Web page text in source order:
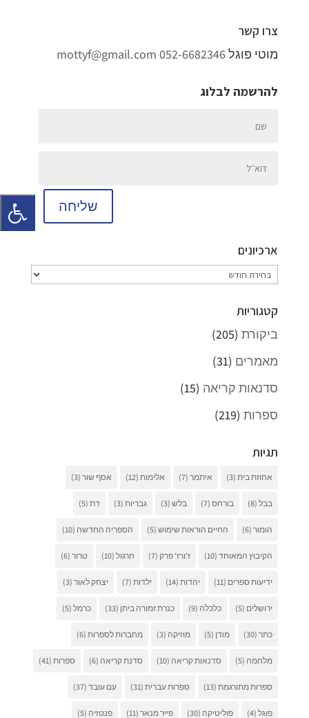
צרו קשר
מוטי פוגל052-6682346
mottyf@gmail.com
להרשמה לבלוג
שליחה
ארכיונים
ארכיונים
קטגוריות
ביקורת(205)
מאמרים (31)
סדנאות קריאה (15)
ספרות(219)
תגיות
אחוזת בית(3) איתמר(7) אלימות(12) אסף שור(3)
בבל(8) בורחס(7) בלש(3) גבריות(3) דת(5)
הומור(6) החיים הוראות שימוש(5) הספריה החדשה (10)
הקיבוץ המאוחד(10) ז'ורז' פרק(7) חרגול(10) טרור(6)
ידיעות ספרים (11) יהדות(14) ילדות(7) יצחק לאור(3)
ירושלים (5) כלכלה (9) כנרת זמורה ביתן (33) כרמל(5)
כתר(30) מודן (5) מוזיקה (3) מחברות לספרות(6)
מלחמה (5) סדנאות קריאה (10) סדנת קריאה (6) ספרות(41)
ספרות מתורגמת(13) ספרות עברית(31) עם עובד(37)
פוגל(4) פוליטיקה (30) פייר מנאר(11) פנטזיה (5)